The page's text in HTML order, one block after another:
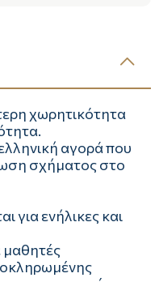
χωρητικότητα
αγορά που
σχήματος στο
για ενήλικες και
μαθητές